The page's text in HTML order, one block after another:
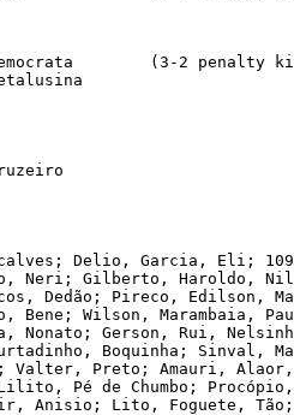
Delio, Garcia, Eli;
Neri; Gilberto, Haroldo,
Dedão; Pireco,
Bene; Wilson, Marambaia,
Nonato; Gerson, Rui,
Boquinha;
Valter, Preto; Amauri,
Pé de Chumbo;
Anisio; Lito, Foguete,